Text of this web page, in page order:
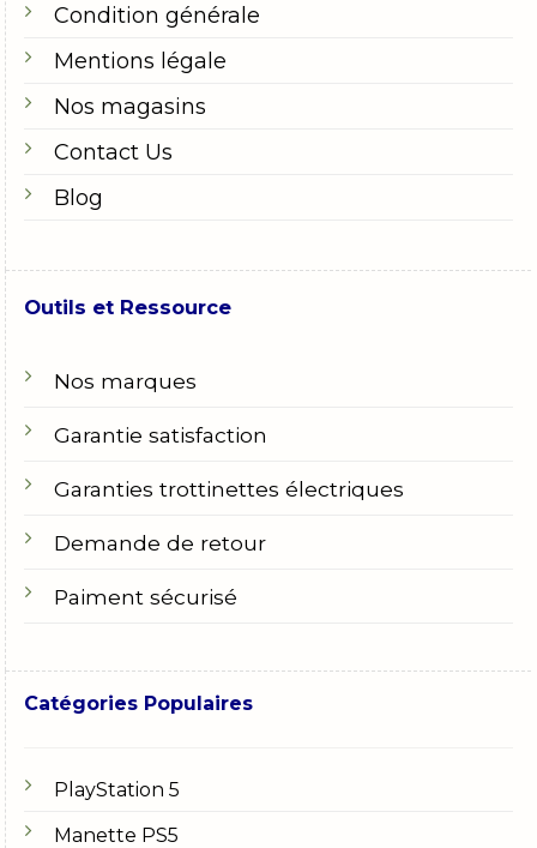
Condition générale
Mentions légale
Nos magasins
Contact Us
Blog
Outils et Ressource
Nos marques
Garantie satisfaction
Garanties trottinettes électriques
Demande de retour
Paiment sécurisé
Catégories Populaires
PlayStation 5
Manette PS5